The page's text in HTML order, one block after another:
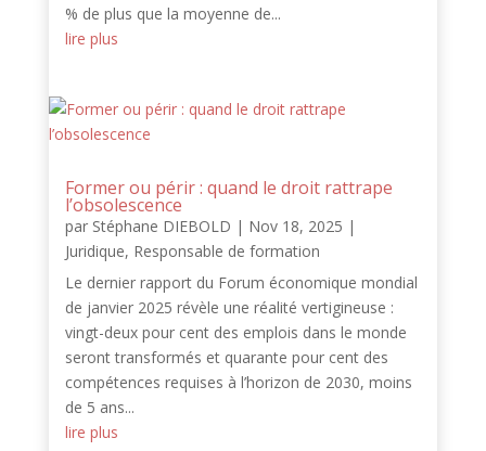
% de plus que la moyenne de...
lire plus
Former ou périr : quand le droit rattrape
l’obsolescence
par Stéphane DIEBOLD | Nov 18, 2025 |
Juridique, Responsable de formation
Le dernier rapport du Forum économique mondial
de janvier 2025 révèle une réalité vertigineuse :
vingt-deux pour cent des emplois dans le monde
seront transformés et quarante pour cent des
compétences requises à l’horizon de 2030, moins
de 5 ans...
lire plus